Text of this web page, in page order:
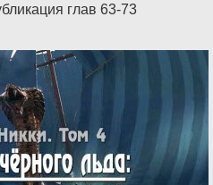
глав 63-73